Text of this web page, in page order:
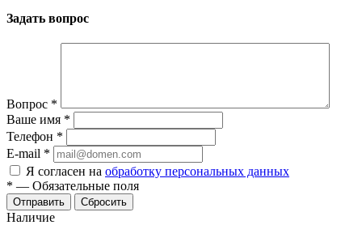
Задать вопрос
Вопрос *
Ваше имя *
Телефон *
E-mail *
Я согласен на обработку персональных данных
* — Обязательные поля
Отправить Сбросить
Наличие